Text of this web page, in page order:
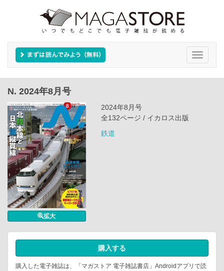
Toggle
N. 2024年8月号
拡大
2024年8月号
全132ページ / イカロス出版
鉄道
購入する
購入した電子雑誌は、「マガストア 電子雑誌書店」Androidアプリで読